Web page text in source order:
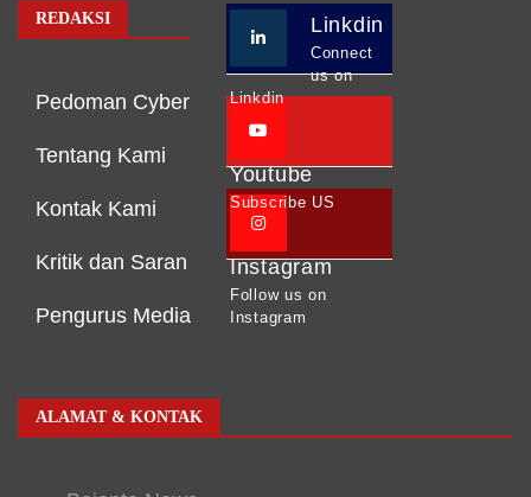
REDAKSI
Pedoman Cyber
Tentang Kami
Kontak Kami
Kritik dan Saran
Pengurus Media
Linkdin
Connect
us on
Linkdin
Youtube
Subscribe US
Instagram
Follow us on
Instagram
ALAMAT & KONTAK